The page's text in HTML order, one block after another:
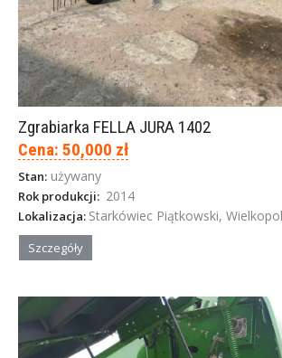
Zgrabiarka FELLA JURA 1402
Cena: 50,000 zł
Stan: używany
Rok produkcji: 2014
Lokalizacja: Starkówiec Piątkowski,
Szczegóły